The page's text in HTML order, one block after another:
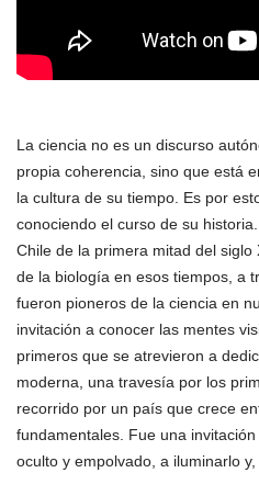
La ciencia no es un discurso
propia coherencia, sino que está
la cultura de su tiempo. Es por
conociendo el curso de su
Chile de la primera mitad del
de la biología en esos tiempos, a
fueron pioneros de la ciencia en
invitación a conocer las mentes
primeros que se atrevieron a
moderna, una travesía por los
recorrido por un país que crece
fundamentales. Fue una
oculto y empolvado, a iluminarlo